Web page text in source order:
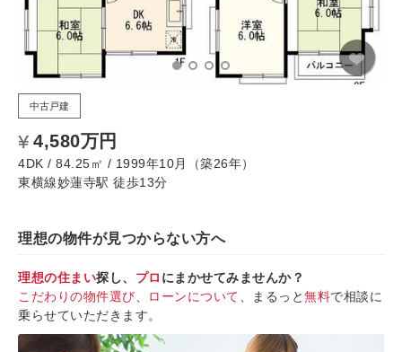
中古戸建
4,580万円
4DK / 84.25㎡ / 1999年10月（築26年）
東横線妙蓮寺駅 徒歩13分
理想の物件が見つからない方へ
理想の住まい探し、 プロ にまかせてみませんか？
こだわりの物件選び
ローンについて 、まるっと無料で相談に
乗らせていただきます。